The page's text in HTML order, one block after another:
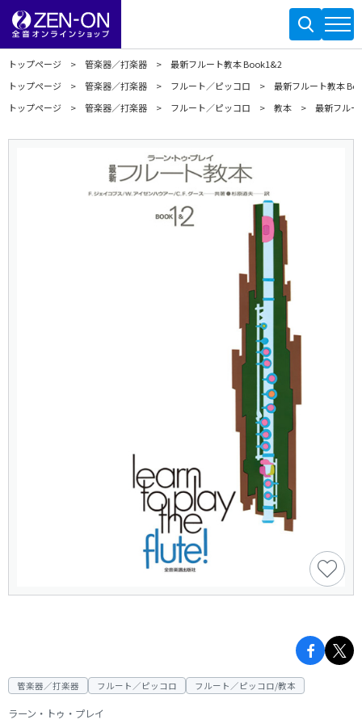
トップページ 管楽器／打楽器
最新フルート教本 Book1&2
トップページ
管楽器／打楽器 フルート／ピッコロ
最新フルート教本
トップページ
管楽器／打楽器 フルート／ピッコロ 教本 最新フル
管楽器／打楽器 フルート／ピッコロ フルート／ピッコロ/教本
ラーン・トゥ・プレイ